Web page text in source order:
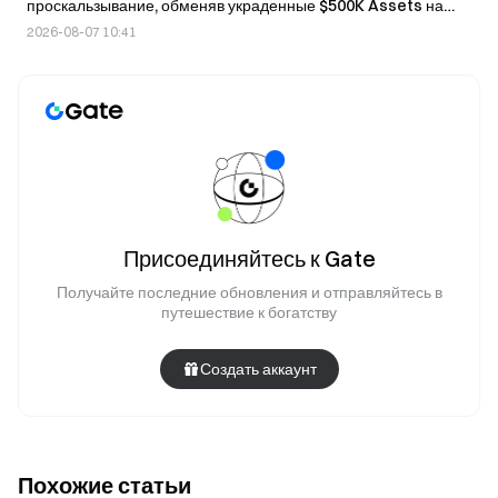
проскальзывание, обменяв украденные $500K Assets на
WETH.
2026-08-07 10:41
Присоединяйтесь к Gate
Получайте последние обновления и отправляйтесь в
путешествие к богатству
Создать аккаунт
Похожие статьи